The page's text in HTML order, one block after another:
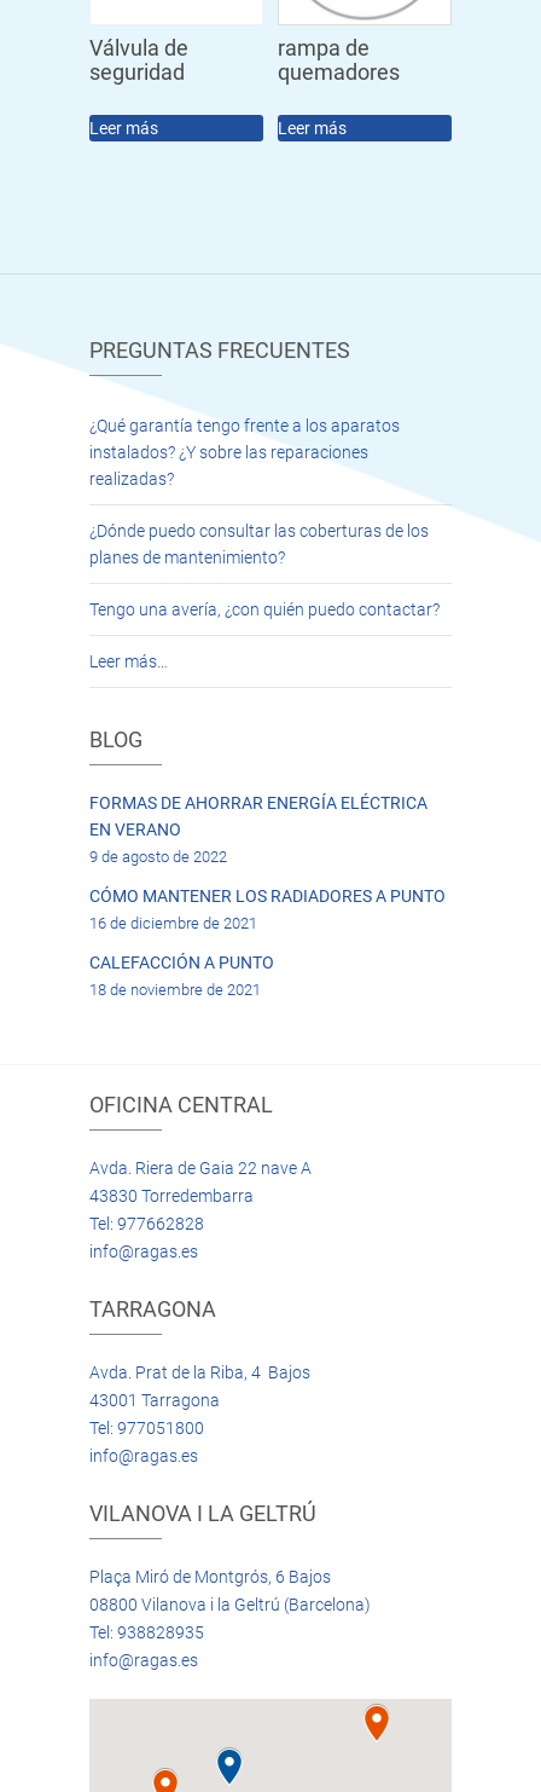
Válvula de
seguridad
Leer más
rampa de
quemadores
Leer más
PREGUNTAS FRECUENTES
¿Qué garantía tengo frente a los aparatos
instalados? ¿Y sobre las reparaciones
realizadas?
¿Dónde puedo consultar las coberturas de los
planes de mantenimiento?
Tengo una avería, ¿con quién puedo contactar?
Leer más…
BLOG
FORMAS DE AHORRAR ENERGÍA ELÉCTRICA
EN VERANO
9 de agosto de 2022
CÓMO MANTENER LOS RADIADORES A PUNTO
16 de diciembre de 2021
CALEFACCIÓN A PUNTO
18 de noviembre de 2021
OFICINA CENTRAL
Avda. Riera de Gaia 22 nave A
43830 Torredembarra
Tel: 977662828
info@ragas.es
TARRAGONA
Avda. Prat de la Riba, 4 Bajos
43001 Tarragona
Tel: 977051800
info@ragas.es
VILANOVA I LA GELTRÚ
Plaça Miró de Montgrós, 6 Bajos
08800 Vilanova i la Geltrú (Barcelona)
Tel: 938828935
info@ragas.es